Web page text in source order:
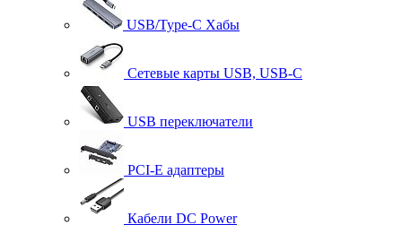
USB/Type-C Хабы
Сетевые карты USB, USB-C
USB переключатели
PCI-E адаптеры
Кабели DC Power